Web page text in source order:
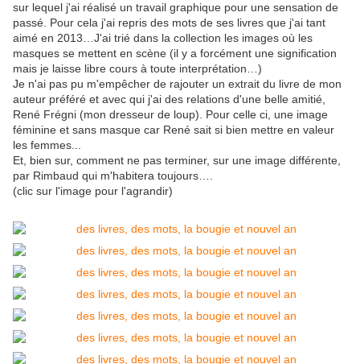
sur lequel j'ai réalisé un travail graphique pour une sensation de
passé. Pour cela j'ai repris des mots de ses livres que j'ai tant
aimé en 2013…J'ai trié dans la collection les images où les
masques se mettent en scène (il y a forcément une signification
mais je laisse libre cours à toute interprétation…)
Je n'ai pas pu m'empêcher de rajouter un extrait du livre de mon
auteur préféré et avec qui j'ai des relations d'une belle amitié,
René Frégni (mon dresseur de loup). Pour celle ci, une image
féminine et sans masque car René sait si bien mettre en valeur
les femmes...
Et, bien sur, comment ne pas terminer, sur une image différente,
par Rimbaud qui m'habitera toujours….
(clic sur l'image pour l'agrandir)